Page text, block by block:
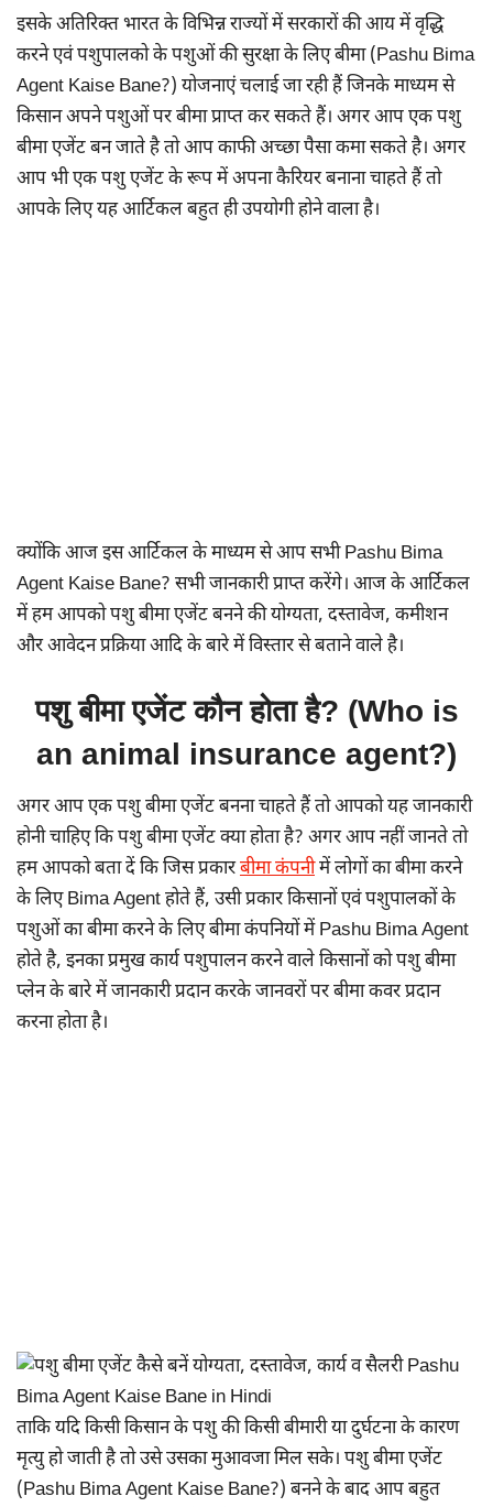
इसके अतिरिक्त भारत के विभिन्न राज्यों में सरकारों की आय में वृद्धि
करने एवं पशुपालको के पशुओं की सुरक्षा के लिए बीमा (Pashu Bima
Agent Kaise Bane?) योजनाएं चलाई जा रही हैं जिनके माध्यम से
किसान अपने पशुओं पर बीमा प्राप्त कर सकते हैं। अगर आप एक पशु
बीमा एजेंट बन जाते है तो आप काफी अच्छा पैसा कमा सकते है। अगर
आप भी एक पशु एजेंट के रूप में अपना कैरियर बनाना चाहते हैं तो
आपके लिए यह आर्टिकल बहुत ही उपयोगी होने वाला है।
क्योंकि आज इस आर्टिकल के माध्यम से आप सभी Pashu Bima
Agent Kaise Bane? सभी जानकारी प्राप्त करेंगे। आज के आर्टिकल
में हम आपको पशु बीमा एजेंट बनने की योग्यता, दस्तावेज, कमीशन
और आवेदन प्रक्रिया आदि के बारे में विस्तार से बताने वाले है।
पशु बीमा एजेंट कौन होता है? (Who is
an animal insurance agent?)
अगर आप एक पशु बीमा एजेंट बनना चाहते हैं तो आपको यह जानकारी
होनी चाहिए कि पशु बीमा एजेंट क्या होता है? अगर आप नहीं जानते तो
हम आपको बता दें कि जिस प्रकारबीमा कंपनीमें लोगों का बीमा करने
के लिए Bima Agent होते हैं, उसी प्रकार किसानों एवं पशुपालकों के
पशुओं का बीमा करने के लिए बीमा कंपनियों में Pashu Bima Agent
होते है, इनका प्रमुख कार्य पशुपालन करने वाले किसानों को पशु बीमा
प्लेन के बारे में जानकारी प्रदान करके जानवरों पर बीमा कवर प्रदान
करना होता है।
ताकि यदि किसी किसान के पशु की किसी बीमारी या दुर्घटना के कारण
मृत्यु हो जाती है तो उसे उसका मुआवजा मिल सके। पशु बीमा एजेंट
(Pashu Bima Agent Kaise Bane?) बनने के बाद आप बहुत